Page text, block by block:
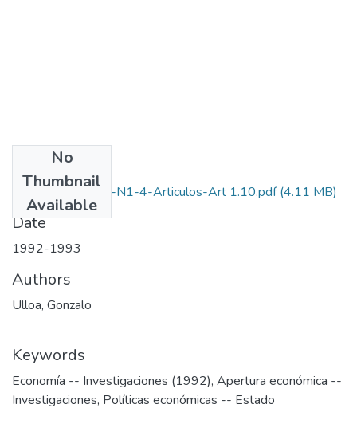
No
Thumbnail
Available
1992-1993-V10-N1-4-Articulos-Art 1.10.pdf(4.11 MB)
Date
1992-1993
Authors
Ulloa, Gonzalo
Keywords
Economía -- Investigaciones (1992), Apertura económica --
Investigaciones, Políticas económicas -- Estado